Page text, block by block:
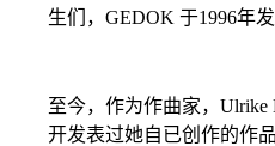
生们，GEDOK 于1996年
至今，作为作曲家，
开发表过她自已创作的作品